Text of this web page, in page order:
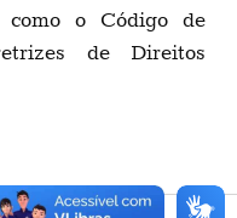
como o Código de
de Direitos